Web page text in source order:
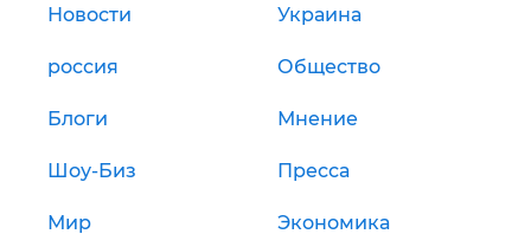
Новости Украина
россия Общество
Блоги Мнение
Шоу-Биз Пресса
Мир Экономика